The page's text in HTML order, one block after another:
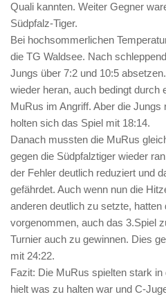
Quali kannten. Weiter Gegner
Südpfalz-Tiger.
Bei hochsommerlichen
die TG Waldsee. Nach
Jungs über 7:2 und 10:5
wieder heran, auch bedingt durch
MuRus im Angriff. Aber die
holten sich das Spiel mit 18:14.
Danach mussten die MuRus
gegen die Südpfalztiger wieder
der Fehler deutlich reduziert und
gefährdet. Auch wenn nun die
anderen deutlich zu setzte,
vorgenommen, auch das 3.Spiel
Turnier auch zu gewinnen. Dies
mit 24:22.
Fazit: Die MuRus spielten stark
hielt was zu halten war und C-